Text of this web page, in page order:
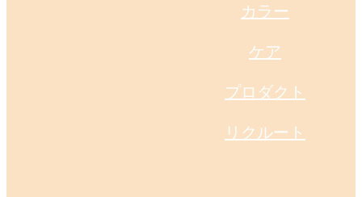
カラー
ケア
プロダクト
リクルート